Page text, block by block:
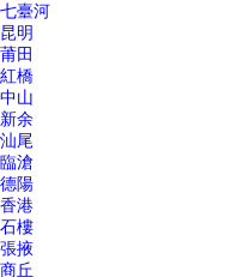
七臺河
昆明
莆田
紅橋
中山
新余
汕尾
臨滄
德陽
香港
石樓
張掖
商丘